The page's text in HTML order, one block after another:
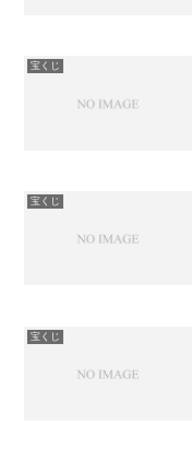
宝くじ
宝くじ
宝くじ